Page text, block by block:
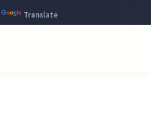
Translate